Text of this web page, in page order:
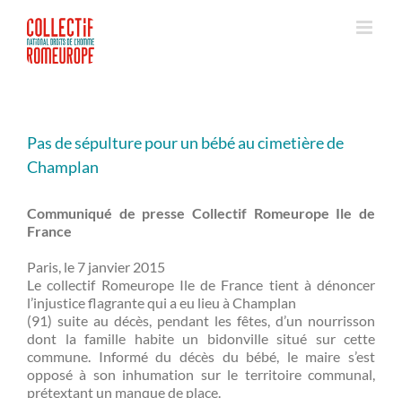
contenu
Pas de sépulture pour un bébé au cimetière de
Champlan
Communiqué de presse Collectif Romeurope Ile de
France
Paris, le 7 janvier 2015
Le collectif Romeurope Ile de France tient à dénoncer
l’injustice flagrante qui a eu lieu à Champlan
(91) suite au décès, pendant les fêtes, d’un nourrisson
dont la famille habite un bidonville situé sur cette
commune. Informé du décès du bébé, le maire s’est
opposé à son inhumation sur le territoire communal,
prétextant un manque de place.